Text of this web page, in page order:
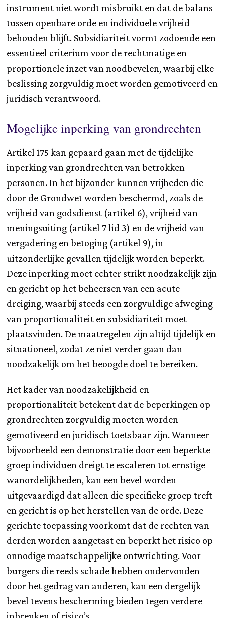
instrument niet wordt misbruikt en dat de balans
tussen openbare orde en individuele vrijheid
behouden blijft. Subsidiariteit vormt zodoende een
essentieel criterium voor de rechtmatige en
proportionele inzet van noodbevelen, waarbij elke
beslissing zorgvuldig moet worden gemotiveerd en
juridisch verantwoord.
Mogelijke inperking van grondrechten
Artikel 175 kan gepaard gaan met de tijdelijke
inperking van grondrechten van betrokken
personen. In het bijzonder kunnen vrijheden die
door de Grondwet worden beschermd, zoals de
vrijheid van godsdienst (artikel 6), vrijheid van
meningsuiting (artikel 7 lid 3) en de vrijheid van
vergadering en betoging (artikel 9), in
uitzonderlijke gevallen tijdelijk worden beperkt.
Deze inperking moet echter strikt noodzakelijk zijn
en gericht op het beheersen van een acute
dreiging, waarbij steeds een zorgvuldige afweging
van proportionaliteit en subsidiariteit moet
plaatsvinden. De maatregelen zijn altijd tijdelijk en
situationeel, zodat ze niet verder gaan dan
noodzakelijk om het beoogde doel te bereiken.
Het kader van noodzakelijkheid en
proportionaliteit betekent dat de beperkingen op
grondrechten zorgvuldig moeten worden
gemotiveerd en juridisch toetsbaar zijn. Wanneer
bijvoorbeeld een demonstratie door een beperkte
groep individuen dreigt te escaleren tot ernstige
wanordelijkheden, kan een bevel worden
uitgevaardigd dat alleen die specifieke groep treft
en gericht is op het herstellen van de orde. Deze
gerichte toepassing voorkomt dat de rechten van
derden worden aangetast en beperkt het risico op
onnodige maatschappelijke ontwrichting. Voor
burgers die reeds schade hebben ondervonden
door het gedrag van anderen, kan een dergelijk
bevel tevens bescherming bieden tegen verdere